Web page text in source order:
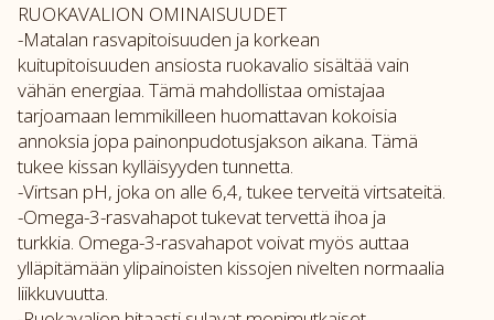
RUOKAVALION OMINAISUUDET
-Matalan rasvapitoisuuden ja korkean
kuitupitoisuuden ansiosta ruokavalio sisältää vain
vähän energiaa. Tämä mahdollistaa omistajaa
tarjoamaan lemmikilleen huomattavan kokoisia
annoksia jopa painonpudotusjakson aikana. Tämä
tukee kissan kylläisyyden tunnetta.
-Virtsan pH, joka on alle 6,4, tukee terveitä virtsateitä.
-Omega-3-rasvahapot tukevat tervettä ihoa ja
turkkia. Omega-3-rasvahapot voivat myös auttaa
ylläpitämään ylipainoisten kissojen nivelten normaalia
liikkuvuutta.